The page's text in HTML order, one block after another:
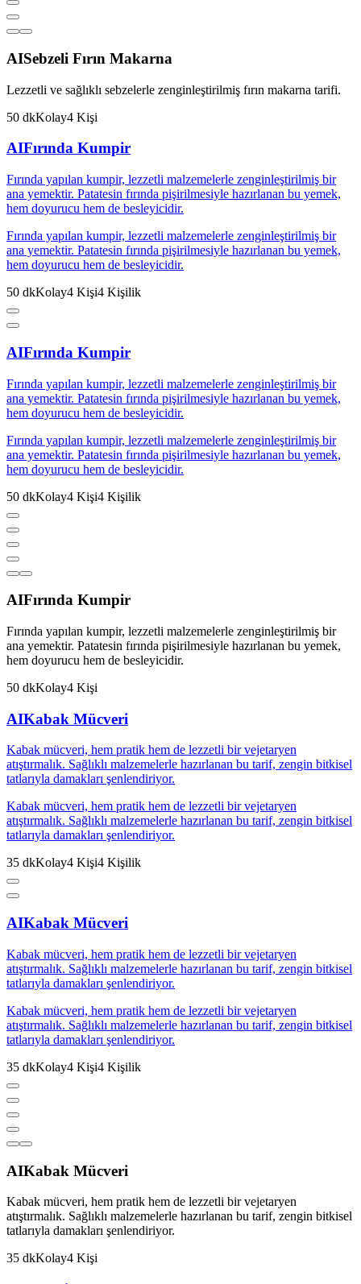
AISebzeli Fırın Makarna
Lezzetli ve sağlıklı sebzelerle zenginleştirilmiş fırın makarna tarifi.
50 dkKolay4 Kişi
AIFırında Kumpir
Fırında yapılan kumpir, lezzetli malzemelerle zenginleştirilmiş bir
ana yemektir. Patatesin fırında pişirilmesiyle hazırlanan bu yemek,
hem doyurucu hem de besleyicidir.
Fırında yapılan kumpir, lezzetli malzemelerle zenginleştirilmiş bir
ana yemektir. Patatesin fırında pişirilmesiyle hazırlanan bu yemek,
hem doyurucu hem de besleyicidir.
50 dkKolay4 Kişi4 Kişilik
AIFırında Kumpir
Fırında yapılan kumpir, lezzetli malzemelerle zenginleştirilmiş bir
ana yemektir. Patatesin fırında pişirilmesiyle hazırlanan bu yemek,
hem doyurucu hem de besleyicidir.
Fırında yapılan kumpir, lezzetli malzemelerle zenginleştirilmiş bir
ana yemektir. Patatesin fırında pişirilmesiyle hazırlanan bu yemek,
hem doyurucu hem de besleyicidir.
50 dkKolay4 Kişi4 Kişilik
AIFırında Kumpir
Fırında yapılan kumpir, lezzetli malzemelerle zenginleştirilmiş bir
ana yemektir. Patatesin fırında pişirilmesiyle hazırlanan bu yemek,
hem doyurucu hem de besleyicidir.
50 dkKolay4 Kişi
AIKabak Mücveri
Kabak mücveri, hem pratik hem de lezzetli bir vejetaryen
atıştırmalık. Sağlıklı malzemelerle hazırlanan bu tarif, zengin bitkisel
tatlarıyla damakları şenlendiriyor.
Kabak mücveri, hem pratik hem de lezzetli bir vejetaryen
atıştırmalık. Sağlıklı malzemelerle hazırlanan bu tarif, zengin bitkisel
tatlarıyla damakları şenlendiriyor.
35 dkKolay4 Kişi4 Kişilik
AIKabak Mücveri
Kabak mücveri, hem pratik hem de lezzetli bir vejetaryen
atıştırmalık. Sağlıklı malzemelerle hazırlanan bu tarif, zengin bitkisel
tatlarıyla damakları şenlendiriyor.
Kabak mücveri, hem pratik hem de lezzetli bir vejetaryen
atıştırmalık. Sağlıklı malzemelerle hazırlanan bu tarif, zengin bitkisel
tatlarıyla damakları şenlendiriyor.
35 dkKolay4 Kişi4 Kişilik
AIKabak Mücveri
Kabak mücveri, hem pratik hem de lezzetli bir vejetaryen
atıştırmalık. Sağlıklı malzemelerle hazırlanan bu tarif, zengin bitkisel
tatlarıyla damakları şenlendiriyor.
35 dkKolay4 Kişi